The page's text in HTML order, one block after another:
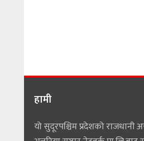
हामी
यो सुदूरपश्चिम प्रदेशको राजधानी